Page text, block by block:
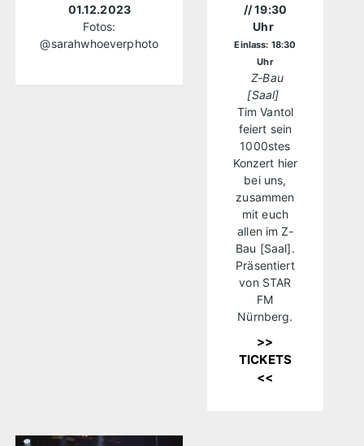
01.12.2023
Fotos:
@sarahwhoeverphoto
// 19:30
Uhr
Einlass: 18:30
Uhr
Z-Bau
[Saal]
Tim Vantol
feiert sein
1000stes
Konzert hier
bei uns,
zusammen
mit euch
allen im Z-
Bau [Saal].
Präsentiert
von STAR
FM
Nürnberg.
>>
TICKETS
<<